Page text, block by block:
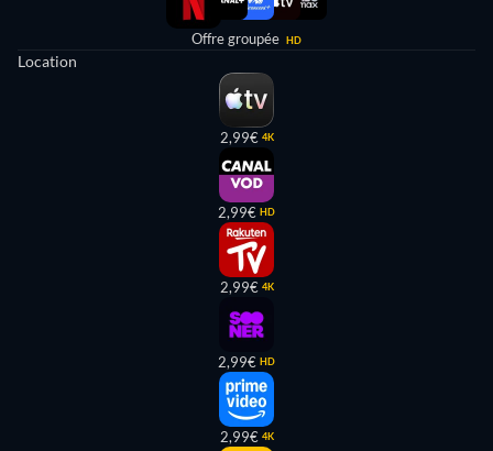
Offre groupée HD
Location
2,99€ 4K
2,99€ HD
2,99€ 4K
2,99€ HD
2,99€ 4K